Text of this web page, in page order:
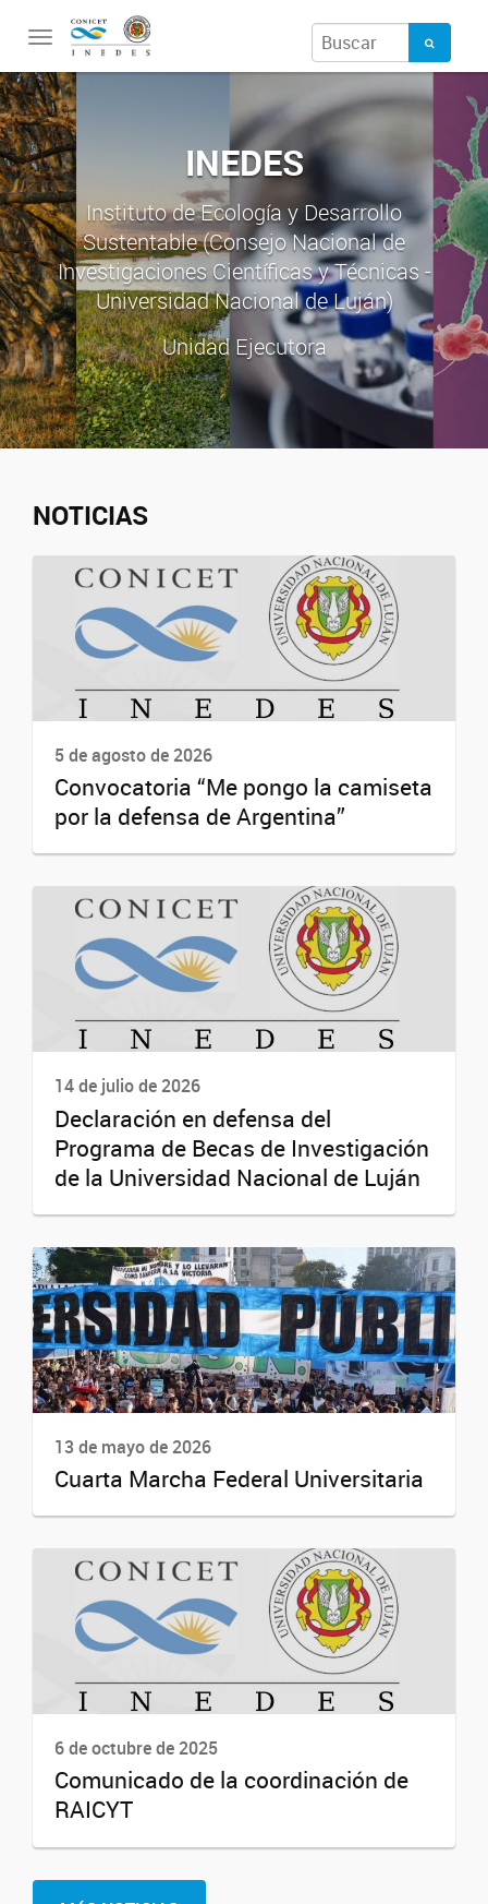
Toggle
navigation
INEDES
Instituto de Ecología y Desarrollo
Sustentable (Consejo Nacional de
Investigaciones Científicas y Técnicas -
Universidad Nacional de Luján)
Unidad Ejecutora
NOTICIAS
5 de agosto de 2026
Convocatoria “Me pongo la camiseta
por la defensa de Argentina”
14 de julio de 2026
Declaración en defensa del
Programa de Becas de Investigación
de la Universidad Nacional de Luján
13 de mayo de 2026
Cuarta Marcha Federal Universitaria
6 de octubre de 2025
Comunicado de la coordinación de
RAICYT